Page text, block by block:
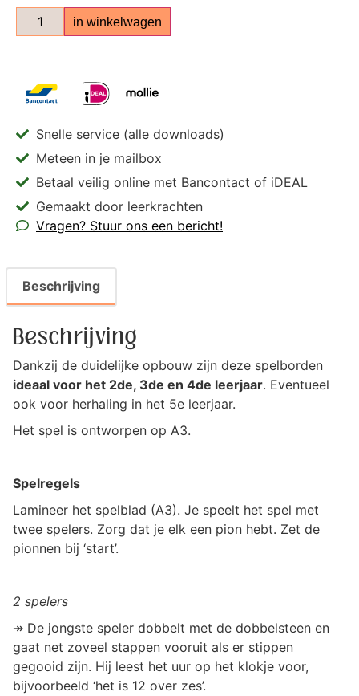
in winkelwagen
Snelle service (alle downloads)
Meteen in je mailbox
Betaal veilig online met Bancontact of iDEAL
Gemaakt door leerkrachten
Vragen? Stuur ons een bericht!
Beschrijving
Beschrijving
Dankzij de duidelijke opbouw zijn deze spelborden
ideaal voor het 2de, 3de en 4de leerjaar. Eventueel
ook voor herhaling in het 5e leerjaar.
Het spel is ontworpen op A3.
Spelregels
Lamineer het spelblad (A3). Je speelt het spel met
twee spelers. Zorg dat je elk een pion hebt. Zet de
pionnen bij ‘start’.
2 spelers
↠ De jongste speler ​dobbelt met de dobbelsteen en
gaat net zoveel stappen vooruit als er stippen
gegooid zijn. Hij leest het uur op het klokje voor,
bijvoorbeeld ‘het is 12 over zes’.